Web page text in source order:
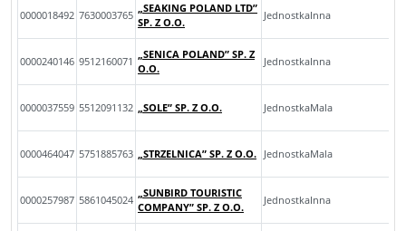
0000018492 7630003765
„SEAKING POLAND LTD”
SP. Z O.O.
JednostkaInna
0000240146 9512160071
„SENICA POLAND” SP. Z
O.O.
JednostkaInna
0000037559 5512091132 „SOLE” SP. Z O.O. JednostkaMala
0000464047 5751885763 „STRZELNICA” SP. Z O.O. JednostkaMala
0000257987 5861045024
„SUNBIRD TOURISTIC
COMPANY” SP. Z O.O.
JednostkaInna